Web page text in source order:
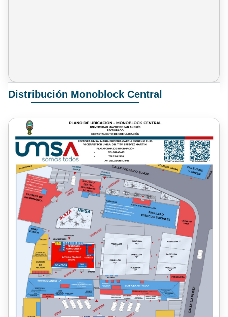
Distribución Monoblock Central